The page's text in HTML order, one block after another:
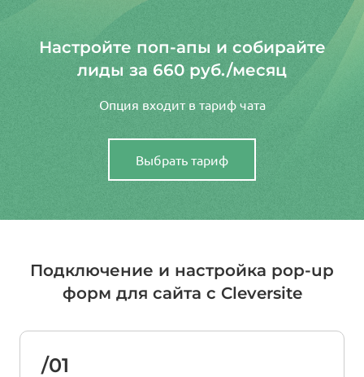
Настройте поп-апы и собирайте
лиды за 660 руб./месяц
Опция входит в тариф чата
Выбрать тариф
Подключение и настройка pop-up
форм для сайта с Cleversite
/01